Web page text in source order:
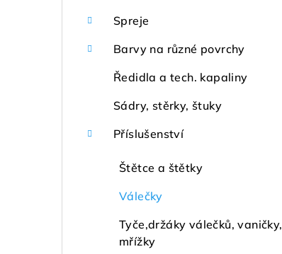
Spreje
Barvy na různé povrchy
Ředidla a tech. kapaliny
Sádry, stěrky, štuky
Příslušenství
Štětce a štětky
Válečky
Tyče,držáky válečků, vaničky,
mřížky